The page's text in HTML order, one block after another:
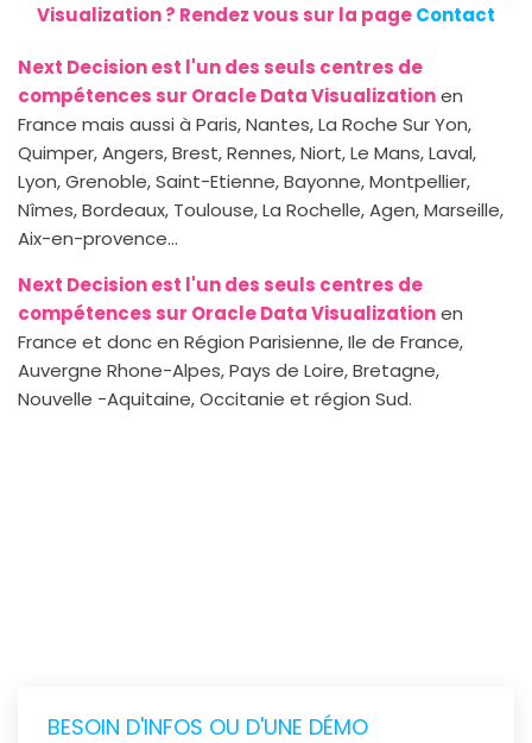
Visualization ? Rendez vous sur la pageContact
Next Decision est l'un des seuls centres de
compétences sur Oracle Data Visualizationen
France mais aussi à Paris, Nantes, La Roche Sur Yon,
Quimper, Angers, Brest, Rennes, Niort, Le Mans, Laval,
Lyon, Grenoble, Saint-Etienne, Bayonne, Montpellier,
Nîmes, Bordeaux, Toulouse, La Rochelle, Agen, Marseille,
Aix-en-provence...
Next Decision est l'un des seuls centres de
compétences sur Oracle Data Visualizationen
France et donc en Région Parisienne, Ile de France,
Auvergne Rhone-Alpes, Pays de Loire, Bretagne,
Nouvelle -Aquitaine, Occitanie et région Sud.
BESOIN D'INFOS OU D'UNE DÉMO